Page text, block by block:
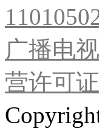
广播电
营许可